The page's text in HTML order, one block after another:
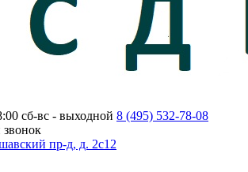
сб-вс - выходной 8 (495) 532-78-08
звонок
пр-д, д. 2с12